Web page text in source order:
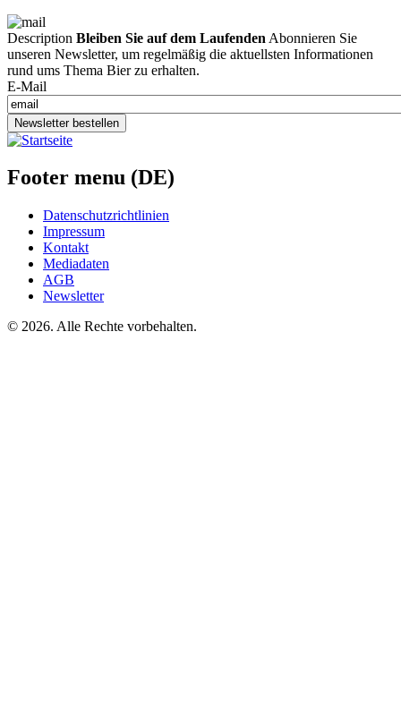
Description Bleiben Sie auf dem Laufenden Abonnieren Sie
unseren Newsletter, um regelmäßig die aktuellsten Informationen
rund ums Thema Bier zu erhalten.
E-Mail
Newsletter bestellen
Footer menu (DE)
Datenschutzrichtlinien
Impressum
Kontakt
Mediadaten
AGB
Newsletter
© 2026. Alle Rechte vorbehalten.